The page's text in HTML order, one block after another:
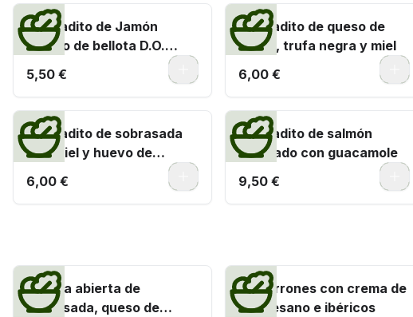
Montadito de Jamón
ibérico de bellota D.O.
5,50 €
Montadito de queso de
cabra, trufa negra y miel
6,00 €
Montadito de sobrasada
con miel y huevo de
6,00 €
Montadito de salmón
ahumado con guacamole
9,50 €
Tortilla abierta de
sobrasada, queso de
Macarrones con crema de
parmesano e ibéricos